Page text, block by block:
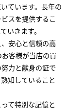
ています。長年の
スを提供するこ
いきます。
安心と信頼の高
客様が当店の買
力と献身の証で
知していること
て特別な記憶と